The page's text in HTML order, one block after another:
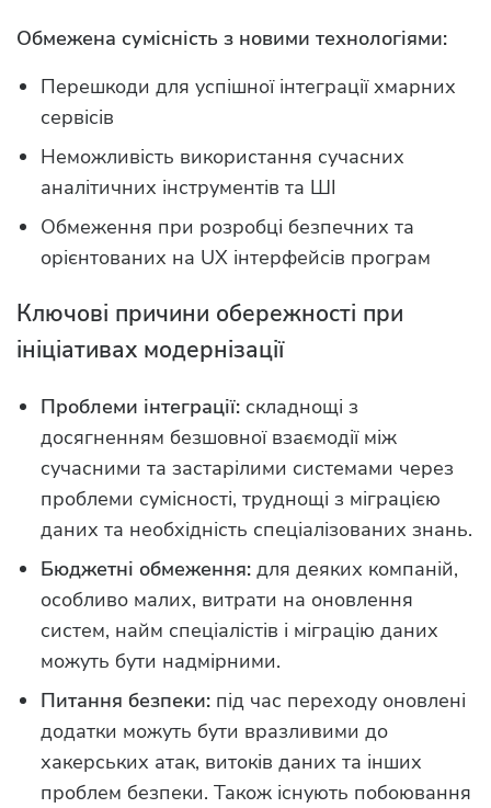
Обмежена сумісність з новими технологіями:
Перешкоди для успішної інтеграції хмарних
сервісів
Неможливість використання сучасних
аналітичних інструментів та ШІ
Обмеження при розробці безпечних та
орієнтованих на UX інтерфейсів програм
Ключові причини обережності при
ініціативах модернізації
Проблеми інтеграції: складнощі з
досягненням безшовної взаємодії між
сучасними та застарілими системами через
проблеми сумісності, труднощі з міграцією
даних та необхідність спеціалізованих знань.
Бюджетні обмеження: для деяких компаній,
особливо малих, витрати на оновлення
систем, найм спеціалістів і міграцію даних
можуть бути надмірними.
Питання безпеки: під час переходу оновлені
додатки можуть бути вразливими до
хакерських атак, витоків даних та інших
проблем безпеки. Також існують побоювання